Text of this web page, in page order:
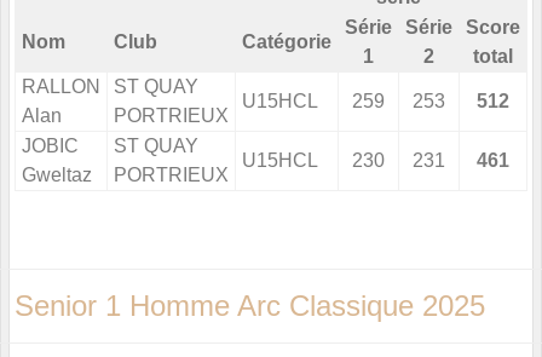
Nom Club Catégorie
Série
1
Série
2
Score
total
RALLON
Alan
ST QUAY
PORTRIEUX
U15HCL 259 253 512
JOBIC
Gweltaz
ST QUAY
PORTRIEUX
U15HCL 230 231 461
Senior 1 Homme Arc Classique 2025